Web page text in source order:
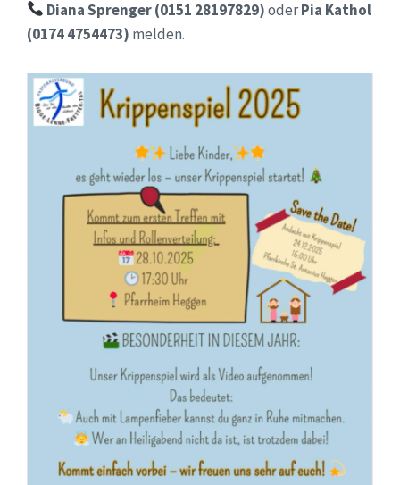
Diana Sprenger (0151 28197829)oderPia Kathol
(0174 4754473) melden.